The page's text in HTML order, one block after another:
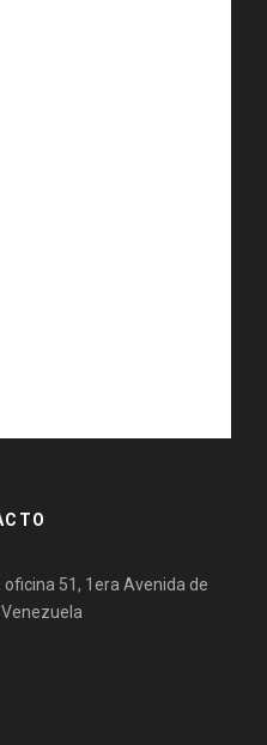
oficina 51, 1era Avenida de